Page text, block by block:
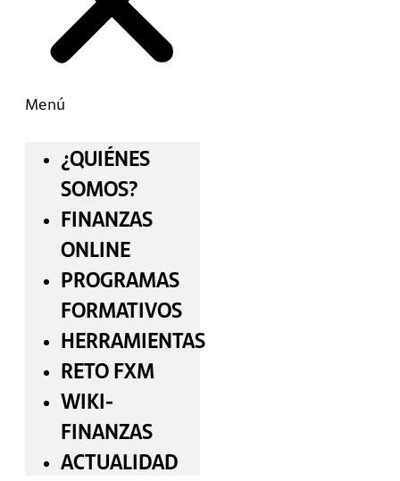
Menú
¿QUIÉNES
SOMOS?
FINANZAS
ONLINE
PROGRAMAS
FORMATIVOS
HERRAMIENTAS
RETO FXM
WIKI-
FINANZAS
ACTUALIDAD